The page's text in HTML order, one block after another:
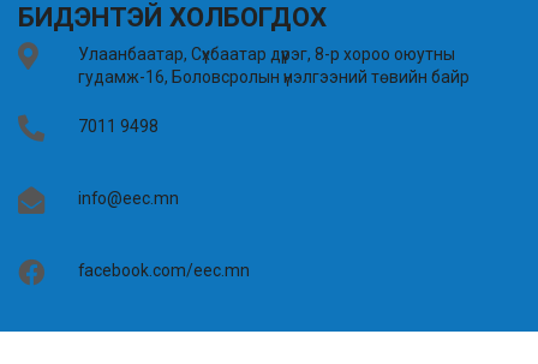
БИДЭНТЭЙ ХОЛБОГДОХ
Улаанбаатар, Сүхбаатар дүүрэг, 8-р хороо оюутны
гудамж-16, Боловсролын үнэлгээний төвийн байр
7011 9498
info@eec.mn
facebook.com/eec.mn